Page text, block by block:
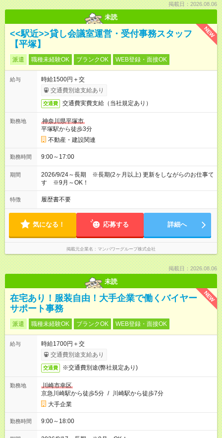
掲載日：2026.08.06
未読
NEW
<<駅近>>貸し会議室運営・受付事務スタッフ
【平塚】
派遣 職種未経験OK ブランクOK WEB登録・面接OK
給与
時給1500円＋交
交通費別途支給あり
交通費 交通費実費支給（当社規定あり）
勤務地
神奈川県平塚市
平塚駅から徒歩3分
不動産・建設関連
勤務時間 9:00～17:00
期間
2026/9/24～長期 ※長期(2ヶ月以上) 更新をしながらのお仕事で
す ※9月～OK！
特徴 履歴書不要
気になる！ 応募する 詳細へ
掲載元企業名 マンパワーグループ株式会社
掲載日：2026.08.06
未読
NEW
在宅あり！服装自由！大手企業で働くバイヤー
サポート事務
派遣 職種未経験OK ブランクOK WEB登録・面接OK
給与
時給1700円＋交
交通費別途支給あり
交通費 ※交通費別途(弊社規定あり)
勤務地
川崎市幸区
京急川崎駅から徒歩5分 / 川崎駅から徒歩7分
大手企業
勤務時間 9:00～18:00